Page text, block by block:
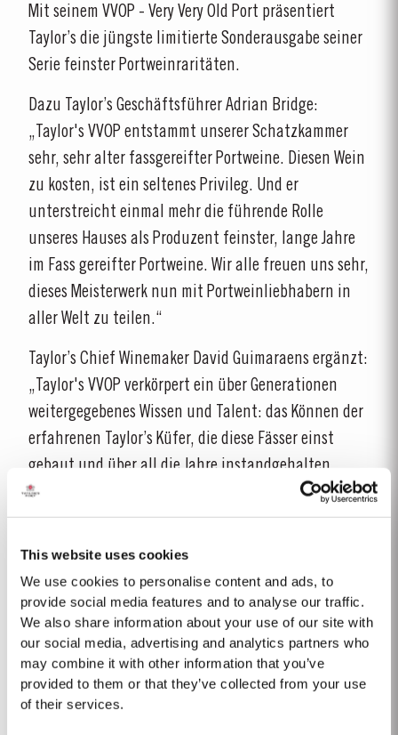
This website uses cookies
We use cookies to personalise content and ads, to
provide social media features and to analyse our traffic.
We also share information about your use of our site with
our social media, advertising and analytics partners who
may combine it with other information that you’ve
provided to them or that they’ve collected from your use
of their services.
Mit seinem VVOP - Very Very Old Port präsentiert
Taylor’s die jüngste limitierte Sonderausgabe seiner
Serie feinster Portweinraritäten.
Dazu Taylor’s Geschäftsführer Adrian Bridge:
„Taylor's VVOP entstammt unserer Schatzkammer
sehr, sehr alter fassgereifter Portweine. Diesen Wein
zu kosten, ist ein seltenes Privileg. Und er
unterstreicht einmal mehr die führende Rolle
unseres Hauses als Produzent feinster, lange Jahre
im Fass gereifter Portweine. Wir alle freuen uns sehr,
dieses Meisterwerk nun mit Portweinliebhabern in
aller Welt zu teilen.“
Taylor’s Chief Winemaker David Guimaraens ergänzt:
„Taylor's VVOP verkörpert ein über Generationen
weitergegebenes Wissen und Talent: das Können der
erfahrenen Taylor’s Küfer, die diese Fässer einst
gebaut und über all die Jahre instandgehalten
haben, das Know-how der Kellermeister, die diese
Weine während ihrer langen Reife im Keller
pflegten, und die Kunst der Portweinblender, die
Taylor’s VVOP mit dieser unvergleichlichen Balance
und Finesse vollendeten.“
Der einzigartige Blend ist einer der ältesten Taylor’s
Portweine, die bisher freigegeben wurden. Er
vermählt eine Auswahl kostbarer Portweine, die seit